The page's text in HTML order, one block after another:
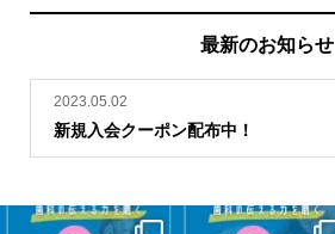
最新のお知らせ
2023.05.02
新規入会クーポン配布中！